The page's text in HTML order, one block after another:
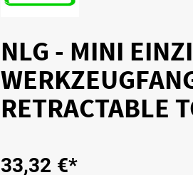
NLG - MINI
RETRACTABLE
33,32 €*